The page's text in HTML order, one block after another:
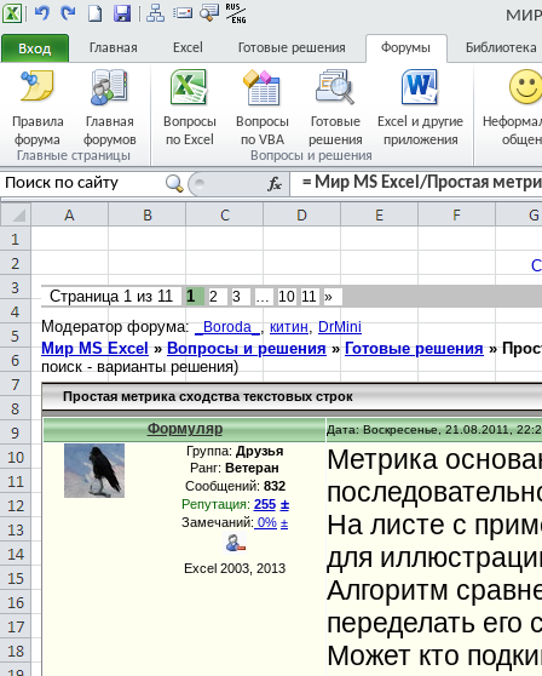
МИР
Главная Excel Готовые решения Форумы Библиотека
Правила
форума
Главная
форумов
Главные страницы
Вопросы
по Excel
Вопросы
по VBA
Готовые
решения
Excel и другие
приложения
Вопросы и решения
= Мир MS Excel/Простая
Страница 1 из 11 1 2 3 … 10 11 »
Модератор форума:_Boroda_,китин,DrMini
Мир MS Excel » Вопросы и решения » Готовые решения »
поиск - варианты решения)
Простая метрика сходства текстовых строк
Формуляр Дата: Воскресенье, 21.08.2011,
Группа: Друзья
Ранг: Ветеран
Сообщений: 832
Репутация: 255 ±
Замечаний: 0% ±
Excel 2003, 2013
Метрика
На листе с
для
Алгоритм
переделать
Может кто